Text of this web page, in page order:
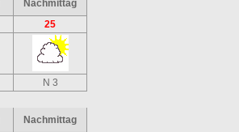
Nachmittag
25
N 3
Nachmittag